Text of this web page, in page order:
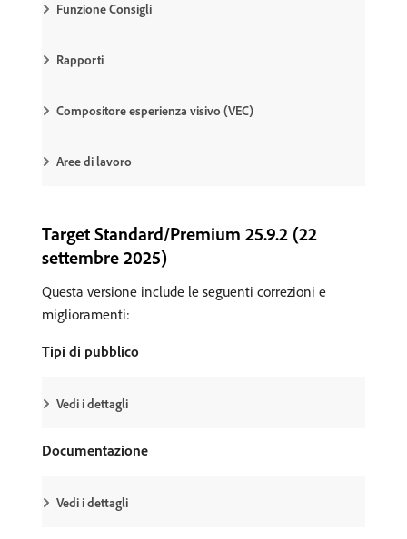
Funzione Consigli
Rapporti
Compositore esperienza visivo (VEC)
Aree di lavoro
Target Standard/Premium 25.9.2 (22
settembre 2025)
Questa versione include le seguenti correzioni e
miglioramenti:
Tipi di pubblico
Vedi i dettagli
Documentazione
Vedi i dettagli